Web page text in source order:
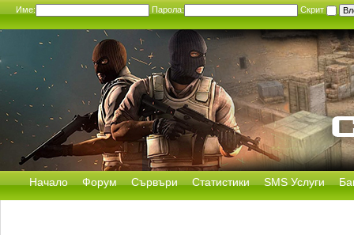
Име: Парола: Скрит
Начало Форум Сървъри Статистики SMS Услуги